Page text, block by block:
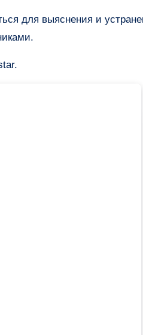
для выяснения и